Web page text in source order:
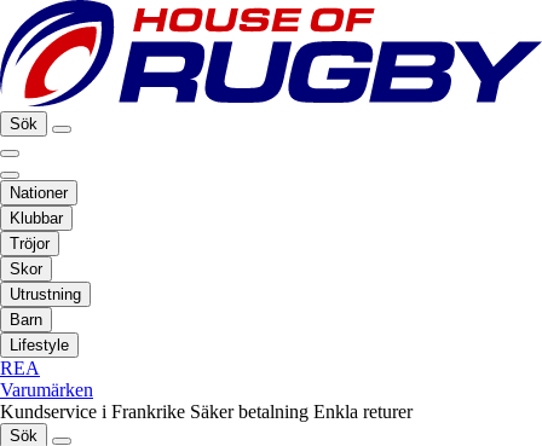
Sök
Nationer
Klubbar
Tröjor
Skor
Utrustning
Barn
Lifestyle
REA
Varumärken
Kundservice i Frankrike Säker betalning Enkla returer
Sök